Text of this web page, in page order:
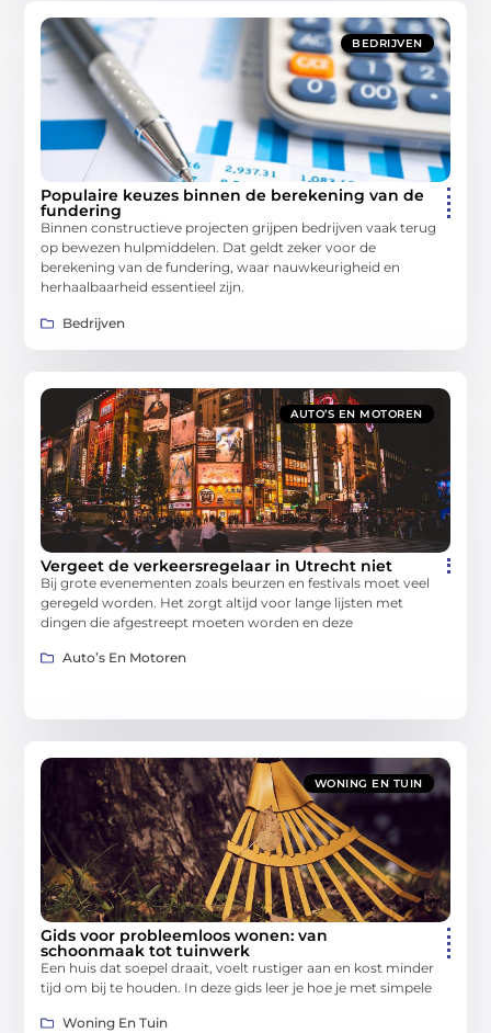
BEDRIJVEN
Populaire keuzes binnen de berekening van de
fundering
Binnen constructieve projecten grijpen bedrijven vaak terug
op bewezen hulpmiddelen. Dat geldt zeker voor de
berekening van de fundering, waar nauwkeurigheid en
herhaalbaarheid essentieel zijn.
Bedrijven
AUTO’S EN MOTOREN
Vergeet de verkeersregelaar in Utrecht niet
Bij grote evenementen zoals beurzen en festivals moet veel
geregeld worden. Het zorgt altijd voor lange lijsten met
dingen die afgestreept moeten worden en deze
Auto’s En Motoren
WONING EN TUIN
Gids voor probleemloos wonen: van
schoonmaak tot tuinwerk
Een huis dat soepel draait, voelt rustiger aan en kost minder
tijd om bij te houden. In deze gids leer je hoe je met simpele
Woning En Tuin